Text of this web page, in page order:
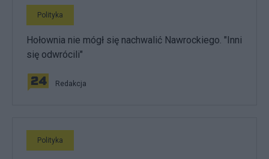
Polityka
Hołownia nie mógł się nachwalić Nawrockiego. "Inni
się odwrócili"
Redakcja
Polityka